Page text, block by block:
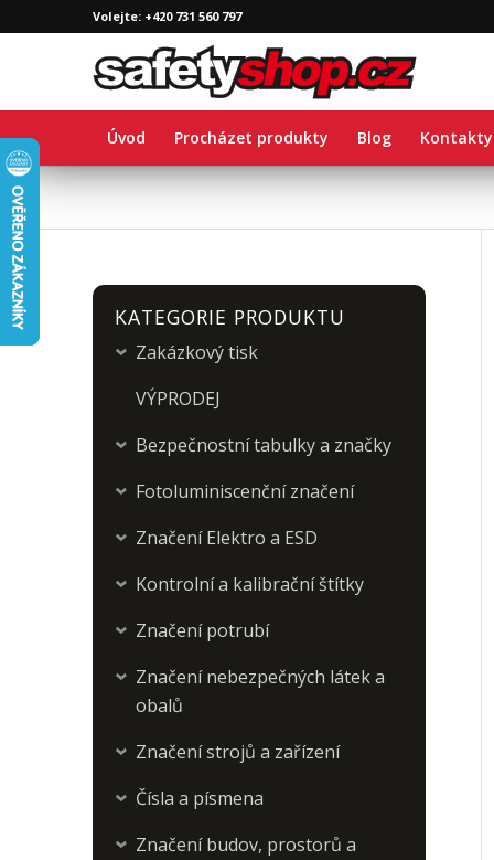
Volejte: +420 731 560 797
Úvod Procházet produkty Blog Kontakty
KATEGORIE PRODUKTU
›Zakázkový tisk
VÝPRODEJ
›Bezpečnostní tabulky a značky
›Fotoluminiscenční značení
›Značení Elektro a ESD
›Kontrolní a kalibrační štítky
›Značení potrubí
›Značení nebezpečných látek a
obalů
›Značení strojů a zařízení
›Čísla a písmena
›Značení budov, prostorů a